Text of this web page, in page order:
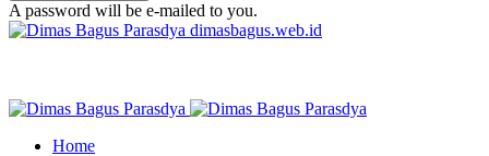
A password will be e-mailed to you.
dimasbagus.web.id
Home